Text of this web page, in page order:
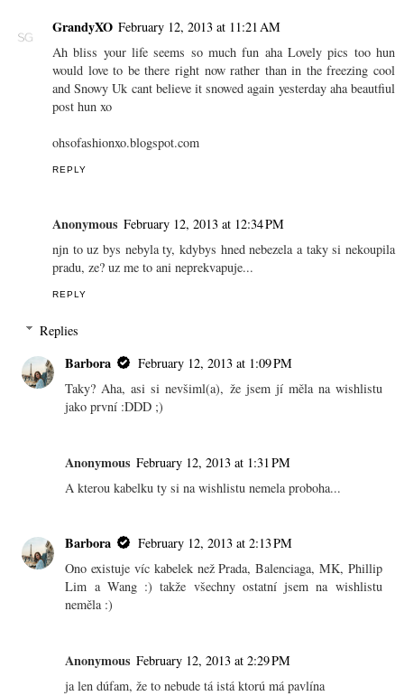
GrandyXO February 12, 2013 at 11:21 AM
Ah bliss your life seems so much fun aha Lovely pics too hun
would love to be there right now rather than in the freezing cool
and Snowy Uk cant believe it snowed again yesterday aha beautfiul
post hun xo
ohsofashionxo.blogspot.com
REPLY
Anonymous February 12, 2013 at 12:34 PM
njn to uz bys nebyla ty, kdybys hned nebezela a taky si nekoupila
pradu, ze? uz me to ani neprekvapuje...
REPLY
Replies
Barbora
February 12, 2013 at 1:09 PM
Taky? Aha, asi si nevšiml(a), že jsem jí měla na wishlistu
jako první :DDD ;)
Anonymous February 12, 2013 at 1:31 PM
A kterou kabelku ty si na wishlistu nemela proboha...
Barbora
February 12, 2013 at 2:13 PM
Ono existuje víc kabelek než Prada, Balenciaga, MK, Phillip
Lim a Wang :) takže všechny ostatní jsem na wishlistu
neměla :)
Anonymous February 12, 2013 at 2:29 PM
ja len dúfam, že to nebude tá istá ktorú má pavlína